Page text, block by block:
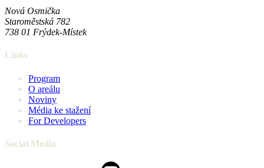
Nová Osmička
Staroměstská 782
738 01 Frýdek-Místek
Links
Program
O areálu
Noviny
Média ke stažení
For Developers
Social Media